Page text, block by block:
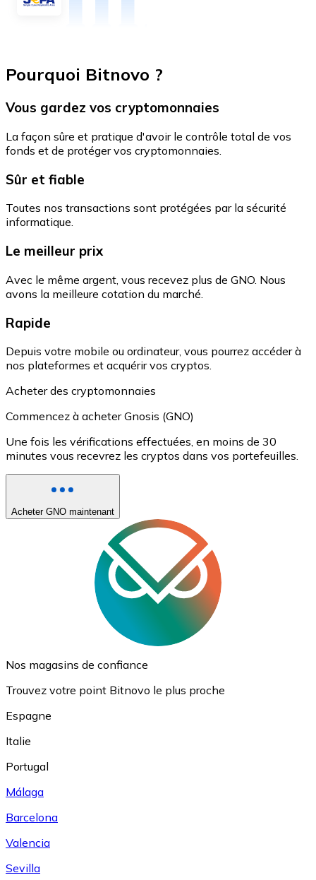
Pourquoi Bitnovo ?
Vous gardez vos cryptomonnaies
La façon sûre et pratique d'avoir le contrôle total de vos
fonds et de protéger vos cryptomonnaies.
Sûr et fiable
Toutes nos transactions sont protégées par la sécurité
informatique.
Le meilleur prix
Avec le même argent, vous recevez plus de GNO. Nous
avons la meilleure cotation du marché.
Rapide
Depuis votre mobile ou ordinateur, vous pourrez accéder à
nos plateformes et acquérir vos cryptos.
Acheter des cryptomonnaies
Commencez à acheter Gnosis (GNO)
Une fois les vérifications effectuées, en moins de 30
minutes vous recevrez les cryptos dans vos portefeuilles.
Acheter GNO maintenant
Nos magasins de confiance
Trouvez votre point Bitnovo le plus proche
Espagne
Italie
Portugal
Málaga
Barcelona
Valencia
Sevilla